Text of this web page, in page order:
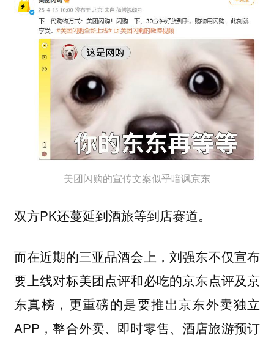
美团闪购的宣传文案似乎暗讽京东
双方PK还蔓延到酒旅等到店赛道。
而在近期的三亚品酒会上，刘强东不仅宣布
要上线对标美团点评和必吃的京东点评及京
东真榜，更重磅的是要推出京东外卖独立
APP，整合外卖、即时零售、酒店旅游预订